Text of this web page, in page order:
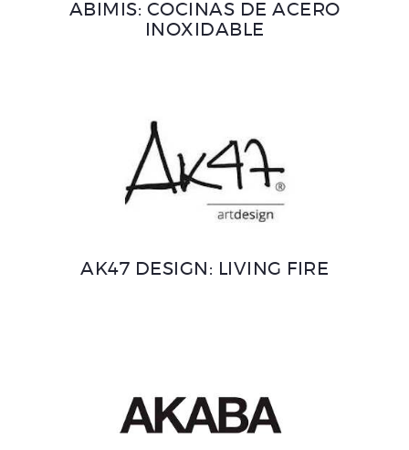
ABIMIS: COCINAS DE ACERO
INOXIDABLE
AK47 DESIGN: LIVING FIRE